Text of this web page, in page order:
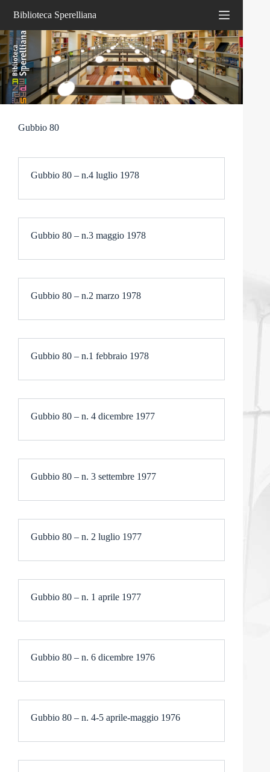
Biblioteca Sperelliana
Gubbio 80
Gubbio 80 – n.4 luglio 1978
Gubbio 80 – n.3 maggio 1978
Gubbio 80 – n.2 marzo 1978
Gubbio 80 – n.1 febbraio 1978
Gubbio 80 – n. 4 dicembre 1977
Gubbio 80 – n. 3 settembre 1977
Gubbio 80 – n. 2 luglio 1977
Gubbio 80 – n. 1 aprile 1977
Gubbio 80 – n. 6 dicembre 1976
Gubbio 80 – n. 4-5 aprile-maggio 1976